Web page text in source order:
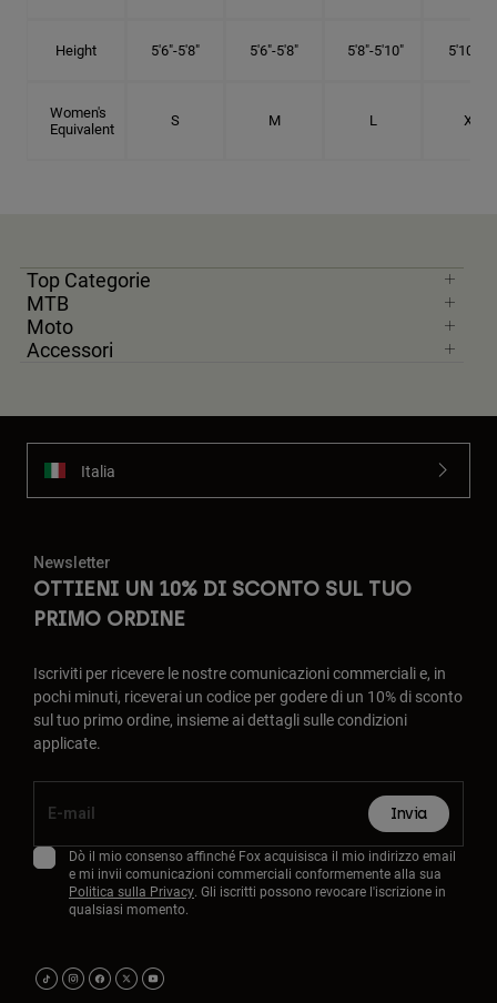
Height 5'6"-5'8" 5'6"-5'8" 5'8"-5'10" 5'10"- 6'
Women's
Equivalent
S M L XL
Top Categorie
MTB
Moto
Accessori
Italia
Newsletter
OTTIENI UN 10% DI SCONTO SUL TUO
PRIMO ORDINE
Iscriviti per ricevere le nostre comunicazioni commerciali e, in
pochi minuti, riceverai un codice per godere di un 10% di sconto
sul tuo primo ordine, insieme ai dettagli sulle condizioni
applicate.
Invia
Dò il mio consenso affinché Fox acquisisca il mio indirizzo email
e mi invii comunicazioni commerciali conformemente alla sua
Politica sulla Privacy. Gli iscritti possono revocare l'iscrizione in
qualsiasi momento.